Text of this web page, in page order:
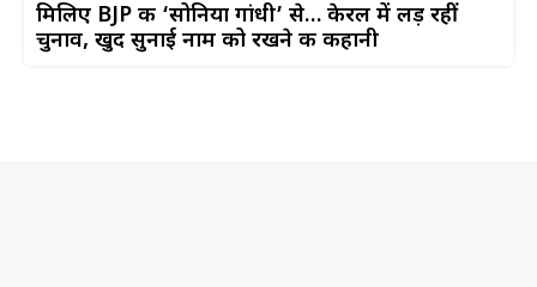
मिलिए BJP की ‘सोनिया गांधी’ से… केरल में लड़ रहीं
चुनाव, खुद सुनाई नाम को रखने की कहानी